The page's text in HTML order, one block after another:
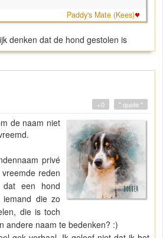
Paddy's Mate (Kees)
denken dat de hond gestolen is
" quote "
+0
de naam niet
privé
reden
dat een hond
die zo
die is toch
andere naam te bedenken? :)